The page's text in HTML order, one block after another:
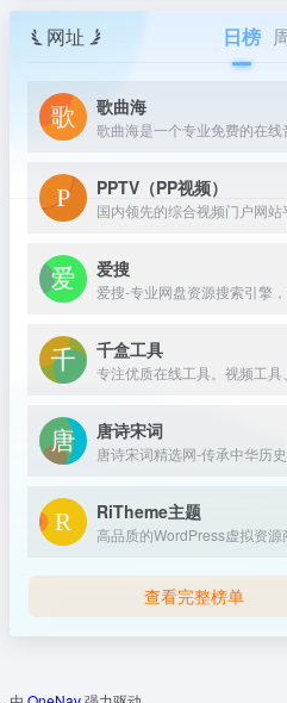
网址 日榜
歌曲海
PPTV（PP视频）
爱搜
千盒工具
唐诗宋词
RiTheme主题
查看完整榜单